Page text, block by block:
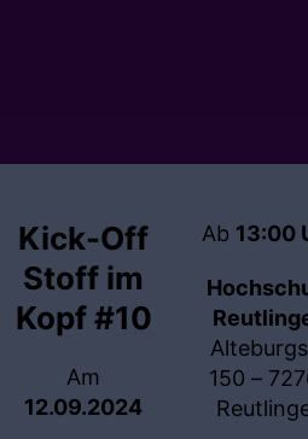
Kick-Off
Stoff im
Kopf #10
Am
12.09.2024
Ab 13:00
150 –